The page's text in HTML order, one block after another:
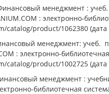
менеджмент :
: электронно-
catalog/product/1062380
менеджмент: учеб.
: электронно-
catalog/product/1002725
менеджмент :
библиотечная